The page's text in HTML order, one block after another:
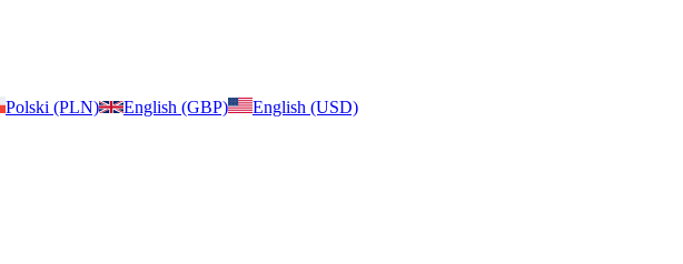
Polski (PLN) English (GBP)
English (USD)